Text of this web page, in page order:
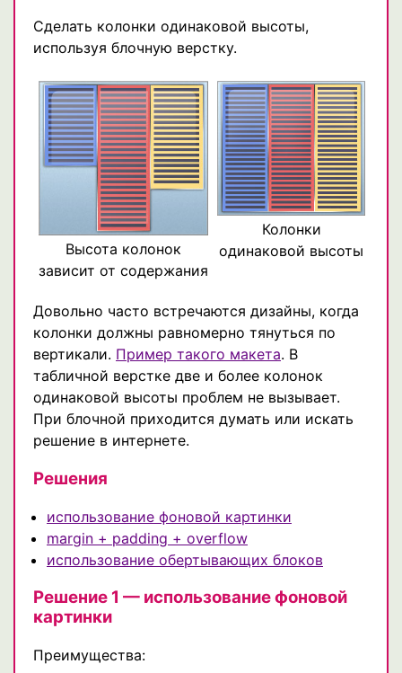
Сделать колонки одинаковой высоты,
используя блочную верстку.
Высота колонок
зависит от содержания
Колонки
одинаковой высоты
Довольно часто встречаются дизайны, когда
колонки должны равномерно тянуться по
вертикали. Пример такого макета. В
табличной верстке две и более колонок
одинаковой высоты проблем не вызывает.
При блочной приходится думать или искать
решение в интернете.
Решения
использование фоновой картинки
margin + padding + overflow
использование обертывающих блоков
Решение 1 — использование фоновой
картинки
Преимущества: